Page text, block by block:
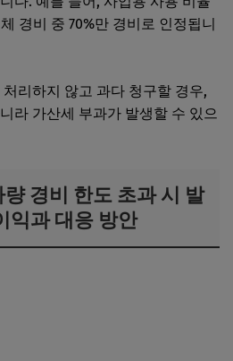
경비 중 70%만 경비로 인정됩니
리하지 않고 과다 청구할 경우,
라 가산세 부과가 발생할 수 있으
경비 한도 초과 시 발
익과 대응 방안